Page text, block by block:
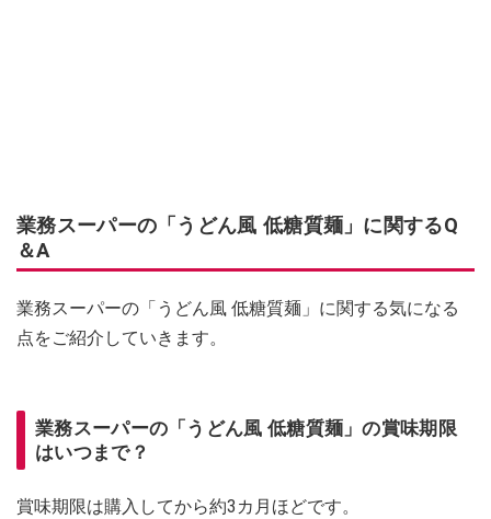
業務スーパーの「うどん風 低糖質麺」に関するQ
＆A
業務スーパーの「うどん風 低糖質麺」に関する気になる
点をご紹介していきます。
業務スーパーの「うどん風 低糖質麺」の賞味期限
はいつまで？
賞味期限は購入してから約3カ月ほどです。